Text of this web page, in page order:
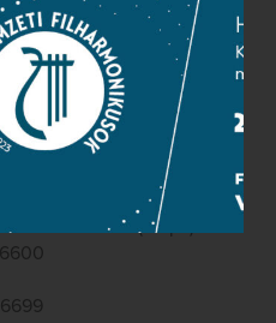
Marcell u. 1. (Müpa)
6600
6699